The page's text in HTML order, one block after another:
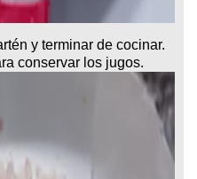
y terminar de cocinar.
conservar los jugos.